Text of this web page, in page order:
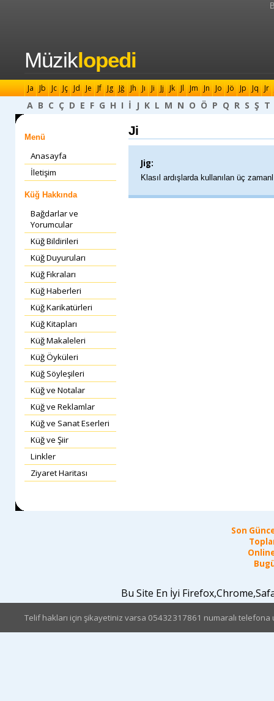
Müziklopedi
Ja Jb Jc Jç Jd Je Jf Jg Jğ Jh Jı Ji Jj Jk Jl Jm Jn Jo Jö Jp Jq Jr
A B C Ç D E F G H I İ J K L M N O Ö P Q R S Ş T
Menü
Anasayfa
İletişim
Küğ Hakkında
Bağdarlar ve
Yorumcular
Küğ Bildirileri
Küğ Duyuruları
Küğ Fıkraları
Küğ Haberleri
Küğ Karikatürleri
Küğ Kitapları
Küğ Makaleleri
Küğ Öyküleri
Küğ Söyleşileri
Küğ ve Notalar
Küğ ve Reklamlar
Küğ ve Sanat Eserleri
Küğ ve Şiir
Linkler
Ziyaret Haritası
Ji
Jig:
Klasıl ardışlarda kullanılan üç
Son
Bu Site En İyi
Telif hakları için şikayetiniz varsa 05432317861 numaralı telefona